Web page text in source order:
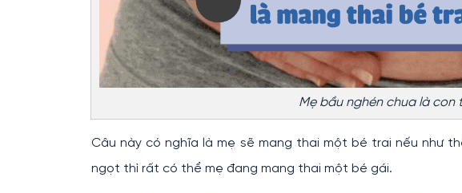
Mẹ bầu nghén chua là con
Câu này có nghĩa là mẹ sẽ mang thai một bé trai nếu như
ngọt thì rất có thể mẹ đang mang thai một bé gái.